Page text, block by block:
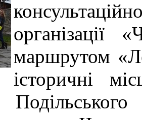
організації
маршрутом
історичні